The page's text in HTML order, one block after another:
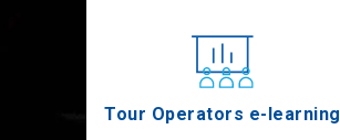
Tour Operators e-learning